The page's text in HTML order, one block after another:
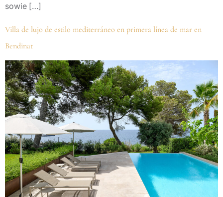
sowie […]
Villa de lujo de estilo mediterráneo en primera línea de mar en
Bendinat